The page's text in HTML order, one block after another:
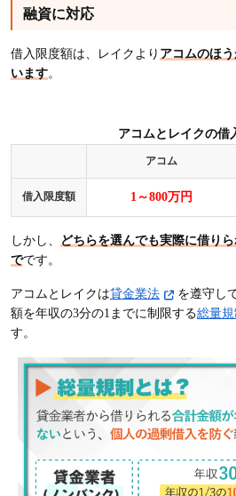
融資に対応
借入限度額は、レイクより アコムのほ
います。
アコムとレイクの借
アコム
借入限度額 1～800万円
しかし、
どちらを選んでも実際に借り
でです。
アコムとレイクは貸金業法
を遵守し
額を年収の3分の1までに制限する総量規
す。